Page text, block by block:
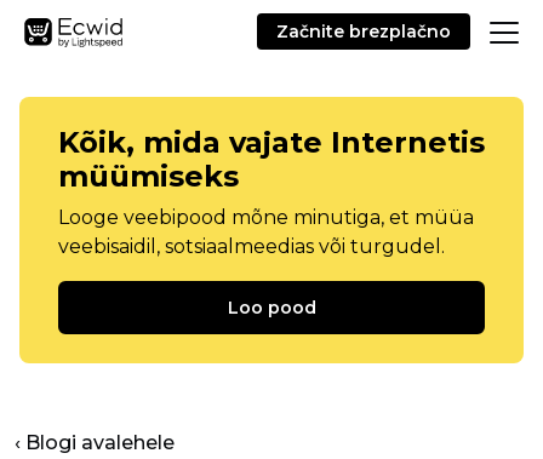
Začnite brezplačno
Kõik, mida vajate Internetis
müümiseks
Looge veebipood mõne minutiga, et müüa
veebisaidil, sotsiaalmeedias või turgudel.
Loo pood
‹ Blogi avalehele